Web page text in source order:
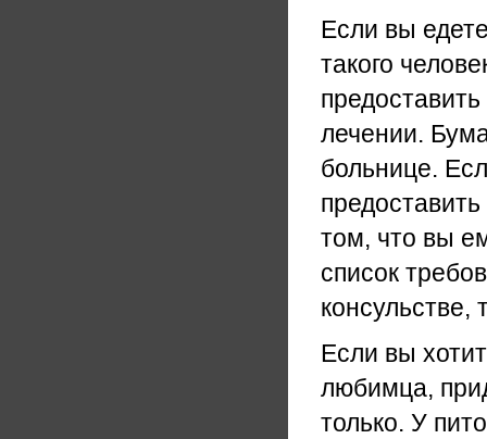
Если вы
такого
лечении.
больнице.
том, что вы
список
консульстве,
Если вы
любимца,
только. У